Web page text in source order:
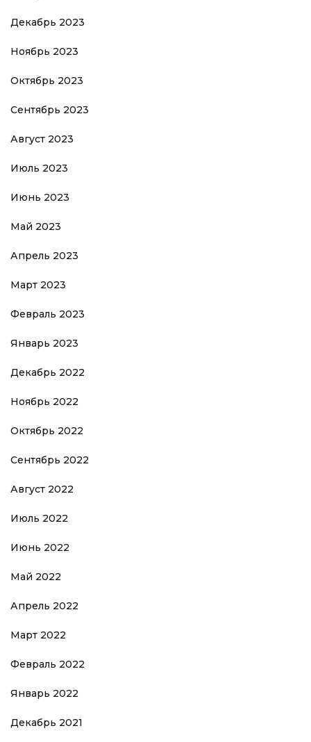
Декабрь 2023
Ноябрь 2023
Октябрь 2023
Сентябрь 2023
Август 2023
Июль 2023
Июнь 2023
Май 2023
Апрель 2023
Март 2023
Февраль 2023
Январь 2023
Декабрь 2022
Ноябрь 2022
Октябрь 2022
Сентябрь 2022
Август 2022
Июль 2022
Июнь 2022
Май 2022
Апрель 2022
Март 2022
Февраль 2022
Январь 2022
Декабрь 2021